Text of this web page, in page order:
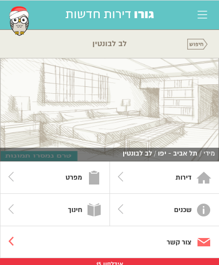
לב לבונטין
מידי /תל אביב - יפו /לב לבונטין
דירות מפרט
שכנים חינוך
צור קשר